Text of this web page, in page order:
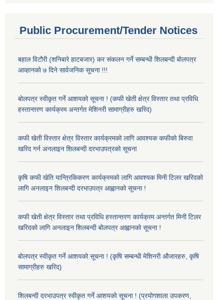
Public Procurement/Tender Notices
बहाल विटौरी (शनिबारे हाटबजार) कर संकलन गर्ने सम्बन्धी शिलबन्दी बोलपत्र
आव्हानको ७ दिने सार्वजनिक सूचना !!!
बोलपत्र स्वीकृत गर्ने आशयको सूचना ! (कफी खेती क्षेत्र विस्तार तथा प्रविधि
हस्तान्तरण कार्यक्रम अन्तर्गत मेशिनरी सामाग्रीहरु खरिद)
कफी खेती विस्तार क्षेत्र विस्तार कार्यक्रमको लागि आवश्यक कफीको बिरुवा
खरिद गर्न अनलाइन शिलबन्दी दरभाउपत्रको सूचना
कृषि कफी खेति यान्त्रिकिकरण कार्यक्रमको लागि आवश्यक मिनी टिलर खरिदको
लागि अनलाइन शिलबन्दी दरभाउपत्र आह्वानको सूचना !
कफी खेती क्षेत्र विस्तार तथा प्रविधि हस्तान्तरण कार्यक्रम अन्तर्गत मिनी टिलर
खरिदको लागि अनलाइन शिलबन्दी बोलपत्र आह्वानको सूचना !
बोलपत्र स्वीकृत गर्ने आशयको सूचना ! (कृषि सम्बन्धी मेशिनरी औजारहरु, कृषि
सामाग्रीहरु खरिद)
शिलबन्दी दरभाउपत्र स्वीकृत गर्ने आशयको सूचना ! (प्रयोगशाला उपकरण,